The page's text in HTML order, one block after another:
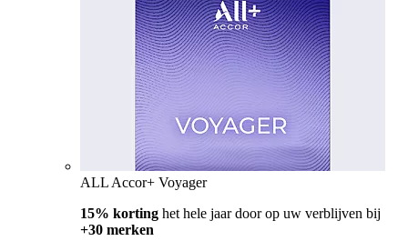
ALL Accor+ Voyager
15% korting het hele jaar door op uw verblijven bij
+30 merken